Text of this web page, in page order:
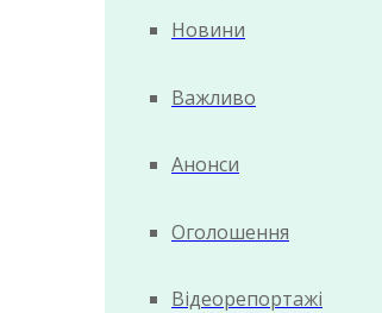
Новини
Важливо
Анонси
Оголошення
Відеорепортажі